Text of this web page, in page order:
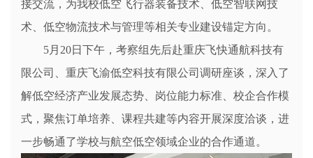
接交流，为我校低空飞行器装备技术、低空智联网技
术、低空物流技术与管理等相关专业建设锚定方向。
5月20日下午，考察组先后赴重庆飞快通航科技有
限公司、重庆飞渝低空科技有限公司调研座谈，深入了
解低空经济产业发展态势、岗位能力标准、校企合作模
式，聚焦订单培养、课程共建等内容开展深度洽谈，进
一步畅通了学校与航空低空领域企业的合作通道。